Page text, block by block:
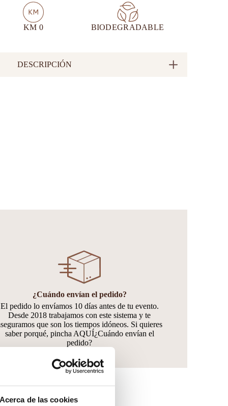
Acerca de las cookies
KM 0 BIODEGRADABLE
DESCRIPCIÓN
¿Cuándo envían el pedido?
El pedido lo envíamos 10 días antes de tu evento.
Desde 2018 trabajamos con este sistema y te
que son los tiempos idóneos. Si quieres
saber porqué, pincha AQUÍ¿Cuándo envían el
pedido?